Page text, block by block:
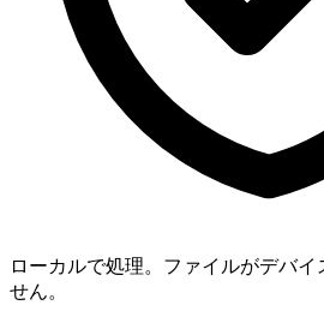
ローカルで処理。ファイルがデバイ
せん。